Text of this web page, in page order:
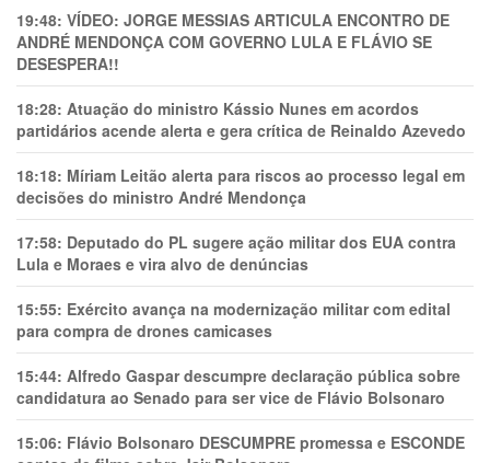
19:48: VÍDEO: JORGE MESSIAS ARTICULA ENCONTRO DE
ANDRÉ MENDONÇA COM GOVERNO LULA E FLÁVIO SE
DESESPERA!!
18:28: Atuação do ministro Kássio Nunes em acordos
partidários acende alerta e gera crítica de Reinaldo Azevedo
18:18: Míriam Leitão alerta para riscos ao processo legal em
decisões do ministro André Mendonça
17:58: Deputado do PL sugere ação militar dos EUA contra
Lula e Moraes e vira alvo de denúncias
15:55: Exército avança na modernização militar com edital
para compra de drones camicases
15:44: Alfredo Gaspar descumpre declaração pública sobre
candidatura ao Senado para ser vice de Flávio Bolsonaro
15:06: Flávio Bolsonaro DESCUMPRE promessa e ESCONDE